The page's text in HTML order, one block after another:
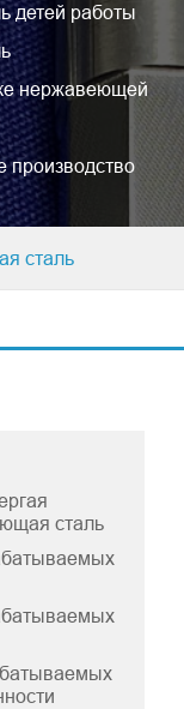
детей работы
нержавеющей
производство
сталь
сталь